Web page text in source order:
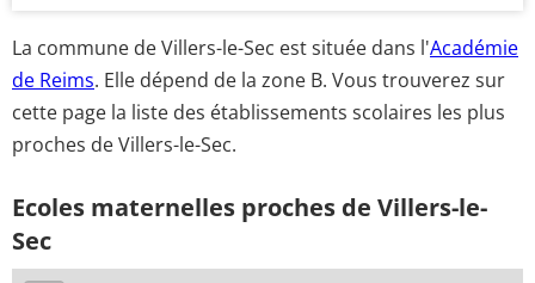
La commune de Villers-le-Sec est située dans l'Académie
de Reims. Elle dépend de la zone B. Vous trouverez sur
cette page la liste des établissements scolaires les plus
proches de Villers-le-Sec.
Ecoles maternelles proches de Villers-le-
Sec